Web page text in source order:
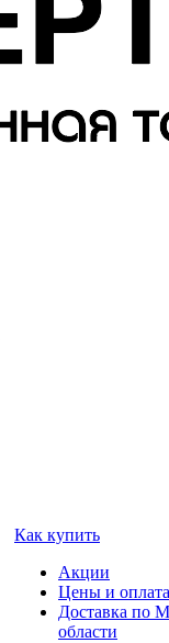
Как купить
Акции
Цены и оплата
Доставка по
области